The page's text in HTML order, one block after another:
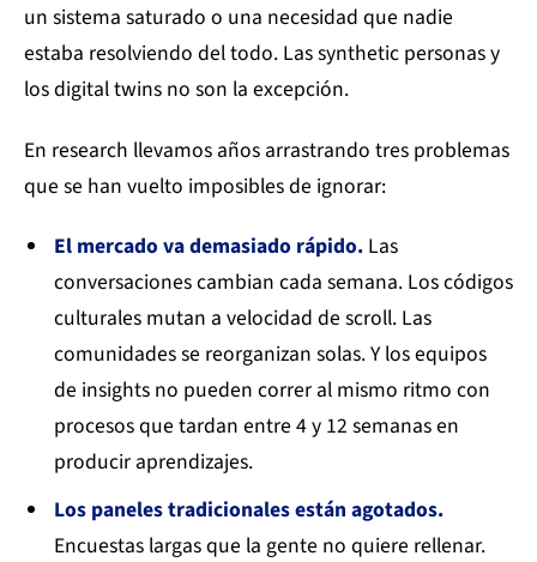
un sistema saturado o una necesidad que nadie
estaba resolviendo del todo. Las synthetic personas y
los digital twins no son la excepción.
En research llevamos años arrastrando tres problemas
que se han vuelto imposibles de ignorar:
El mercado va demasiado rápido.Las
conversaciones cambian cada semana. Los códigos
culturales mutan a velocidad de scroll. Las
comunidades se reorganizan solas. Y los equipos
de insights no pueden correr al mismo ritmo con
procesos que tardan entre 4 y 12 semanas en
producir aprendizajes.
Los paneles tradicionales están agotados.
Encuestas largas que la gente no quiere rellenar.